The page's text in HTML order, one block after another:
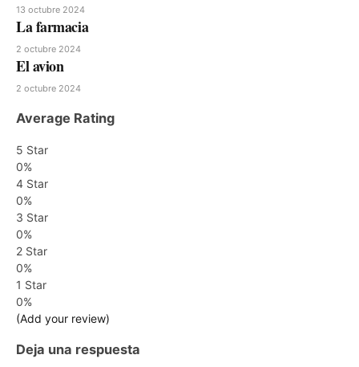
13 octubre 2024
La farmacia
2 octubre 2024
El avion
2 octubre 2024
Average Rating
5 Star
0%
4 Star
0%
3 Star
0%
2 Star
0%
1 Star
0%
(Add your review)
Deja una respuesta